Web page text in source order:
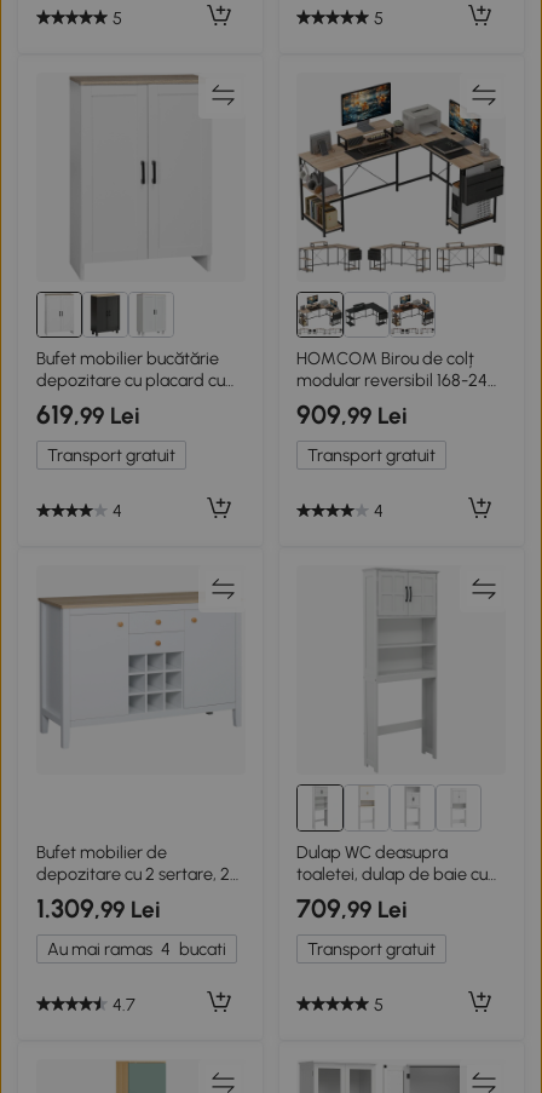
5 5
Bufet mobilier bucătărie
depozitare cu placard cu
uși și rafturi reglabile, 60 x
30 x 90 cm, alb
619,99 Lei
Transport gratuit
4
HOMCOM Birou de colț
modular reversibil 168-240
cm stil industrial, raft
reglabil, sac de depozitare,
suport pentru ecran
909,99 Lei
Transport gratuit
4
Bufet mobilier de
depozitare cu 2 sertare, 2
uși rafturi reglabile și suport
pentru 9 sticle alb
1.309,99 Lei
Au mai ramas 4 bucati
4.7
5+
Dulap WC deasupra
toaletei, dulap de baie cu
rafturi și dulap cu uși duble,
raft reglabil
709,99 Lei
Transport gratuit
5